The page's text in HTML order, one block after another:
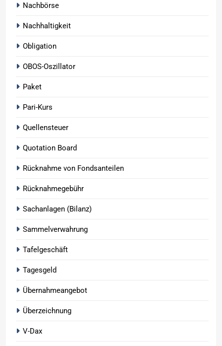
Nachbörse
Nachhaltigkeit
Obligation
OBOS-Oszillator
Paket
Pari-Kurs
Quellensteuer
Quotation Board
Rücknahme von Fondsanteilen
Rücknahmegebühr
Sachanlagen (Bilanz)
Sammelverwahrung
Tafelgeschäft
Tagesgeld
Übernahmeangebot
Überzeichnung
V-Dax